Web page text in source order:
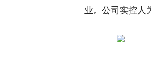
业。公司实控人